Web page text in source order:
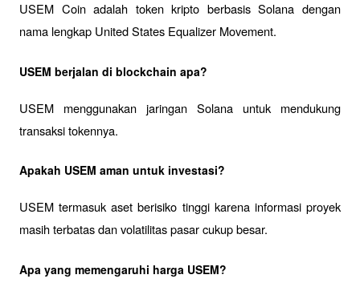
USEM Coin adalah token kripto berbasis Solana dengan
nama lengkap United States Equalizer Movement.
USEM berjalan di blockchain apa?
USEM menggunakan jaringan Solana untuk mendukung
transaksi tokennya.
Apakah USEM aman untuk investasi?
USEM termasuk aset berisiko tinggi karena informasi proyek
masih terbatas dan volatilitas pasar cukup besar.
Apa yang memengaruhi harga USEM?